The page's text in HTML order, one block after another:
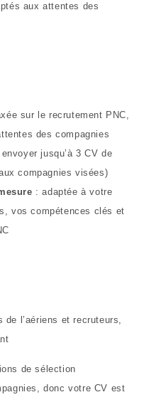
aux attentes des
sur le recrutement PNC,
des compagnies
jusqu’à 3 CV de
compagnies visées)
: adaptée à votre
vos compétences clés et
de l’aériens et recruteurs,
de sélection
donc votre CV est